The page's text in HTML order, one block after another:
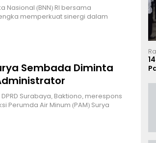
Nasional (BNN) RI bersama
memperkuat sinergi dalam
Sembada Diminta
DPRD Surabaya, Baktiono, merespons
Perumda Air Minum (PAM) Surya